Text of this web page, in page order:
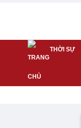
THỜI SỰ